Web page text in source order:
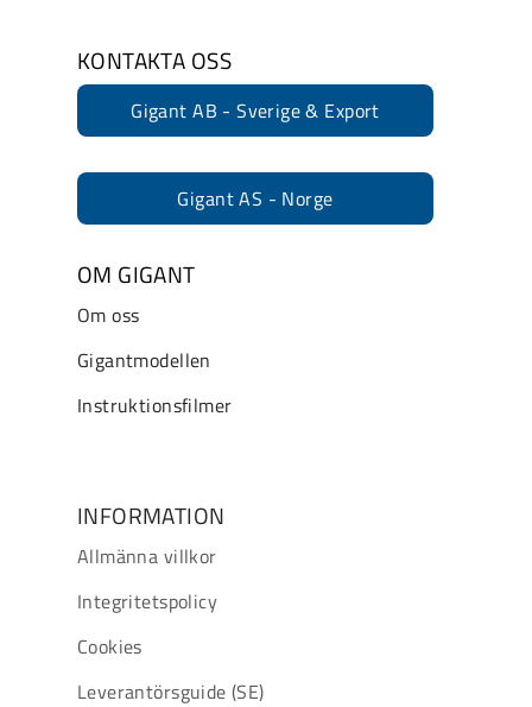
KONTAKTA OSS
Gigant AB - Sverige & Export
Gigant AS - Norge
OM GIGANT
Om oss
Gigantmodellen
Instruktionsfilmer
INFORMATION
Allmänna villkor
Integritetspolicy
Cookies
Leverantörsguide (SE)